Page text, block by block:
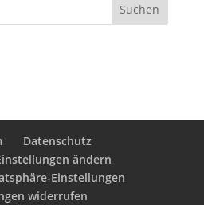
Suchen
Datenschutz
ändern
Einstellungen
widerrufen